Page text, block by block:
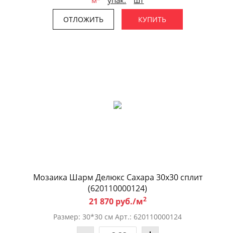
ОТЛОЖИТЬ КУПИТЬ
Мозаика Шарм Делюкс Саxара 30x30 сплит
(620110000124)
21 870 руб./м2
Размер: 30*30 см Арт.: 620110000124